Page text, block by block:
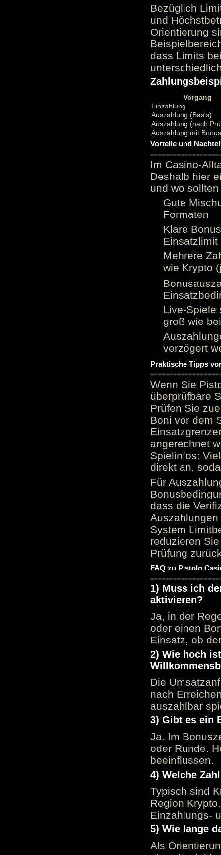
Bezüglich
und
Orientierung
dass Limits
Vorgang
Einzahlung
Auszahlung (Basis)
Auszahlung (nach
Auszahlung mit
Vorteile und
Im Casino-
Deshalb hier
und wo
Gute
Formaten
Klare
Einsatzlimit
Mehrere
wie Krypto
Live-Spiele
groß wie
verzögert
Praktische Tipps
Wenn Sie
überprüfbare
Prüfen Sie
Boni vor dem
angerechnet
Spielinfos:
direkt an,
Für
dass die
System
reduzieren
Prüfung
FAQ zu Pistolo
1) Muss ich
aktivieren?
Ja, in der
oder einen
Einsatz, ob
2) Wie hoch
Die
nach
auszahlbar
3) Gibt es ein
Ja. Im
oder Runde.
beeinflussen.
4) Welche
Typisch sind
Region
Einzahlungs-
5) Wie lange
Als